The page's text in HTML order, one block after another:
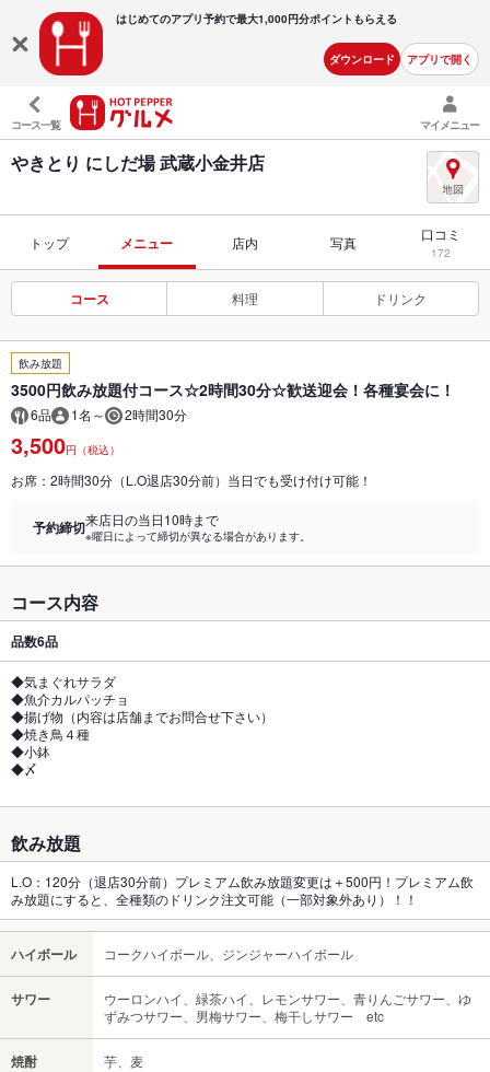
はじめてのアプリ予約で最大1,000円分ポイントもらえる
ダウンロード アプリで開く
コース一覧 マイメニュー
やきとり にしだ場 武蔵小金井店
トップ メニュー 店内 写真 口コミ
172
コース 料理 ドリンク
飲み放題
3500円飲み放題付コース☆2時間30分☆歓送迎会！各種宴会に！
6品 1名～ 2時間30分
3,500円（税込）
お席：2時間30分（L.O退店30分前）当日でも受け付け可能！
予約締切来店日の当日10時まで
※曜日によって締切が異なる場合があります。
コース内容
品数6品
◆気まぐれサラダ
◆魚介カルパッチョ
◆揚げ物（内容は店舗までお問合せ下さい）
◆焼き鳥４種
◆小鉢
◆〆
飲み放題
L.O：120分（退店30分前）プレミアム飲み放題変更は＋500円！プレミアム飲
み放題にすると、全種類のドリンク注文可能（一部対象外あり）！！
ハイボール コークハイボール、ジンジャーハイボール
サワー
ウーロンハイ、緑茶ハイ、レモンサワー、青りんごサワー、ゆ
ずみつサワー、男梅サワー、梅干しサワー etc
焼酎 芋、麦